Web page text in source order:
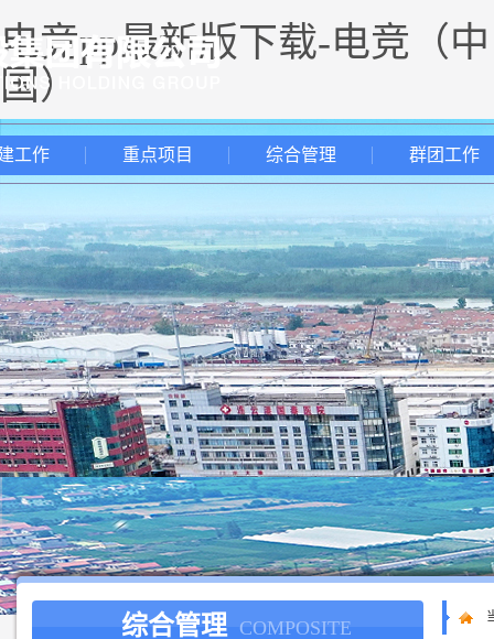
电竞pp最新版下载-电竞（中
国）
工作 重点项目 综合管理 群团工作
综合管理 COMPOSITE